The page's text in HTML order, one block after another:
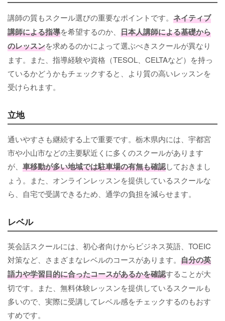
講師の質もスクール選びの重要なポイントです。 ネイティブ
講師による指導を希望するのか、 日本人講師による基礎から
のレッスンを求めるのかによって選ぶべきスクールが異なり
ます。また、指導経験や資格（TESOL、CELTAなど）を持っ
ているかどうかもチェックすると、より質の高いレッスンを
受けられます。
立地
通いやすさも継続する上で重要です。栃木県内には、宇都宮
市や小山市などの主要駅近くに多くのスクールがあります
が、 車移動が多い地域では駐車場の有無も確認しておきまし
ょう。また、オンラインレッスンを提供しているスクールな
ら、自宅で受講できるため、通学の負担を減らせます。
レベル
英会話スクールには、初心者向けからビジネス英語、TOEIC
対策など、さまざまなレベルのコースがあります。 自分の英
語力や学習目的に合ったコースがあるかを確認することが大
切です。また、無料体験レッスンを提供しているスクールも
多いので、実際に受講してレベル感をチェックするのもおす
すめです。